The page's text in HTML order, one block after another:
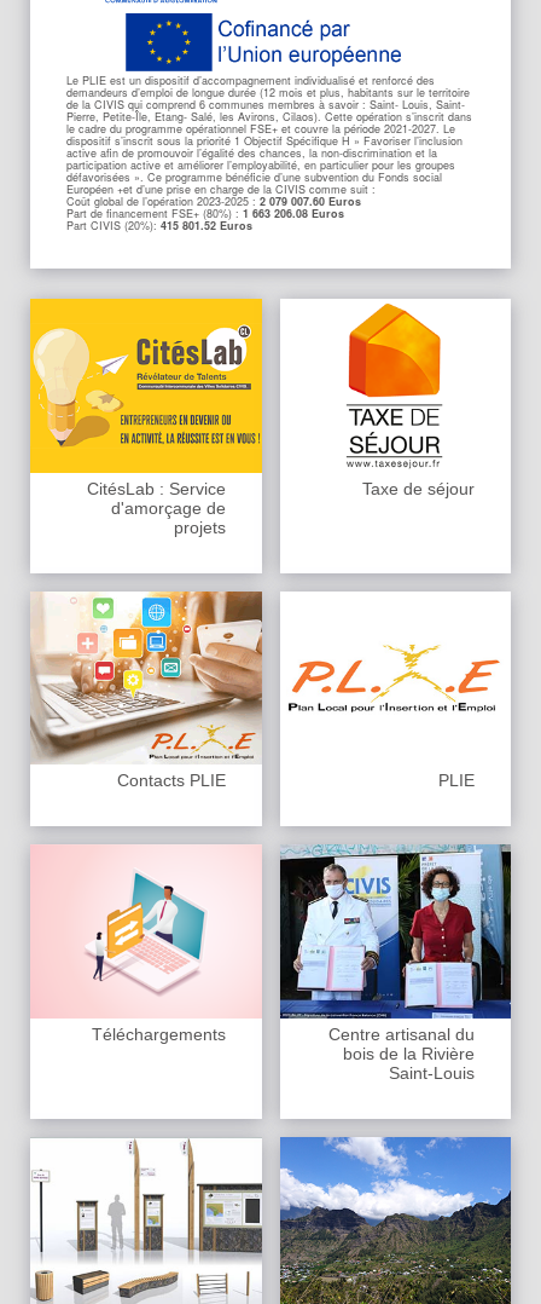
Le PLIE est un dispositif d’accompagnement individualisé et renforcé des
demandeurs d’emploi de longue durée (12 mois et plus, habitants sur le territoire
de la CIVIS qui comprend 6 communes membres à savoir : Saint- Louis, Saint-
Pierre, Petite-Île, Etang- Salé, les Avirons, Cilaos). Cette opération s’inscrit dans
le cadre du programme opérationnel FSE+ et couvre la période 2021-2027. Le
dispositif s’inscrit sous la priorité 1 Objectif Spécifique H » Favoriser l’inclusion
active afin de promouvoir l’égalité des chances, la non-discrimination et la
participation active et améliorer l’employabilité, en particulier pour les groupes
défavorisées ». Ce programme bénéficie d’une subvention du Fonds social
Européen +et d’une prise en charge de la CIVIS comme suit :
Coût global de l’opération 2023-2025 : 2 079 007.60 Euros
Part de financement FSE+ (80%) : 1 663 206.08 Euros
Part CIVIS (20%): 415 801.52 Euros
CitésLab : Service
d'amorçage de
projets
Taxe de séjour
Contacts PLIE PLIE
Téléchargements
Centre artisanal du
bois de la Rivière
Saint-Louis